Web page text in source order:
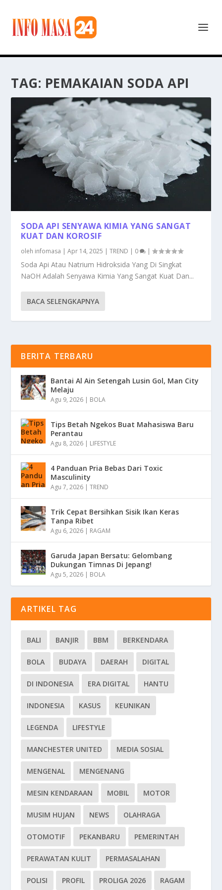
TAG: PEMAKAIAN SODA API
SODA API SENYAWA KIMIA YANG SANGAT
KUAT DAN KOROSIF
oleh infomasa |Apr 14, 2025 |TREND | 0 |
Soda Api Atau Natrium Hidroksida Yang Di Singkat
NaOH Adalah Senyawa Kimia Yang Sangat Kuat Dan...
BACA SELENGKAPNYA
BERITA TERBARU
Bantai Al Ain Setengah Lusin Gol, Man City
Melaju
Agu 9, 2026 | BOLA
Tips Betah Ngekos Buat Mahasiswa Baru
Perantau
Agu 8, 2026 | LIFESTYLE
4 Panduan Pria Bebas Dari Toxic
Masculinity
Agu 7, 2026 |TREND
Trik Cepat Bersihkan Sisik Ikan Keras
Tanpa Ribet
Agu 6, 2026 | RAGAM
Garuda Japan Bersatu: Gelombang
Dukungan Timnas Di Jepang!
Agu 5, 2026 | BOLA
ARTIKEL TAG
BALI BANJIR BBM BERKENDARA
BOLA BUDAYA DAERAH DIGITAL
DI INDONESIA ERA DIGITAL HANTU
INDONESIA KASUS KEUNIKAN
LEGENDA LIFESTYLE
MANCHESTER UNITED MEDIA SOSIAL
MENGENAL MENGENANG
MESIN KENDARAAN MOBIL MOTOR
MUSIM HUJAN NEWS OLAHRAGA
OTOMOTIF PEKANBARU PEMERINTAH
PERAWATAN KULIT PERMASALAHAN
POLISI PROFIL PROLIGA 2026 RAGAM